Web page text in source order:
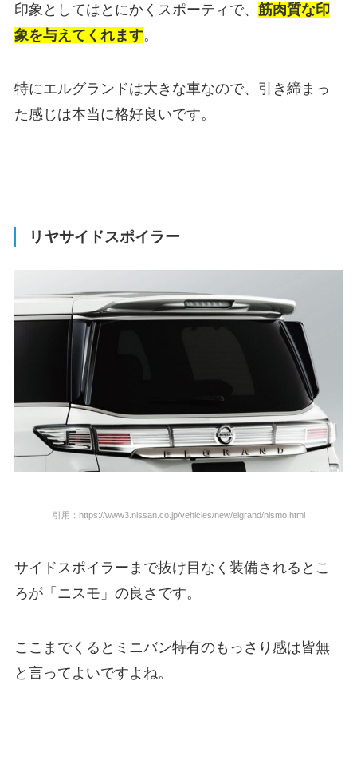
印象としてはとにかくスポーティで、 筋肉質な印
象を与えてくれます。
特にエルグランドは大きな車なので、引き締まっ
た感じは本当に格好良いです。
リヤサイドスポイラー
引用：https://www3.nissan.co.jp/vehicles/new/elgrand/nismo.html
サイドスポイラーまで抜け目なく装備されるとこ
ろが「ニスモ」の良さです。
ここまでくるとミニバン特有のもっさり感は皆無
と言ってよいですよね。